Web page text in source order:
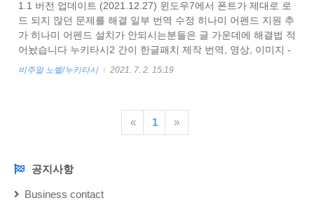
1.1 버전 업데이트 (2021.12.27) 윈도우7에서 폰트가 제대로 로
드 되지 않던 문제를 해결 일부 번역 수정 히나미 어펜드 지원 추
가 히나미 어펜드 설치가 안되시는분들은 글 가운데에 해결법 적
어놨습니다 누키타시2 간이 한글패치 제작 번역, 영상, 이미지 -
유니코드 프로그래밍 - 게지네 일단 간이 한글패치란? 번역기(꿀
들었습니다. 해당 패치는 패키지용 이외에는 작동을 보장하지 않
습니다. 공식 1.03 업데이트가 간이 한글패치 안에 포함되어 있
습니다. 누키타시2용 스스코 어펜드가 설치되어있어야됩니다.
지 + 영상들이 손번..
비주얼 노벨/누키타시 2021. 7. 2. 15:19
« 1 »
NOTICE공지사항
Business contact